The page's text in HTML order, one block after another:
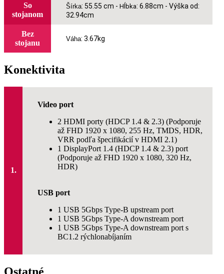
So
stojanom
Šírka: 55.55 cm - Hĺbka: 6.88cm - Výška od:
32.94cm
Bez
stojanu
Váha: 3.67kg
Konektivita
1.
Video port
2 HDMI porty (HDCP 1.4 & 2.3) (Podporuje
až FHD 1920 x 1080, 255 Hz, TMDS, HDR,
VRR podľa špecifikácií v HDMI 2.1)
1 DisplayPort 1.4 (HDCP 1.4 & 2.3) port
(Podporuje až FHD 1920 x 1080, 320 Hz,
HDR)
USB port
1 USB 5Gbps Type-B upstream port
1 USB 5Gbps Type-A downstream port
1 USB 5Gbps Type-A downstream port s
BC1.2 rýchlonabíjaním
Ostatné